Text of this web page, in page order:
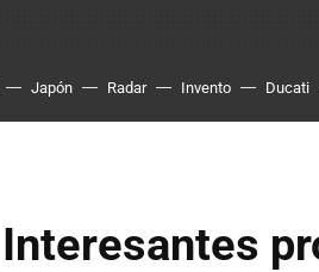
Japón Radar Invento Ducati
Interesantes